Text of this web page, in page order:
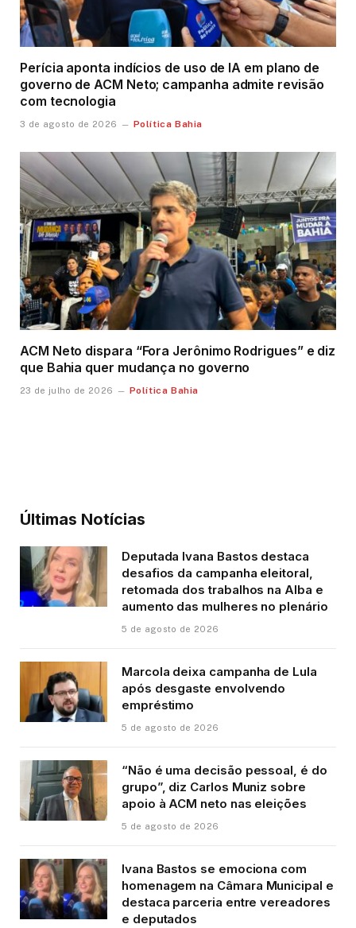
Perícia aponta indícios de uso de IA em plano de
governo de ACM Neto; campanha admite revisão
com tecnologia
3 de agosto de 2026 Política Bahia
ACM Neto dispara “Fora Jerônimo Rodrigues” e diz
que Bahia quer mudança no governo
23 de julho de 2026 Política Bahia
Últimas Notícias
Deputada Ivana Bastos destaca
desafios da campanha eleitoral,
retomada dos trabalhos na Alba e
aumento das mulheres no plenário
5 de agosto de 2026
Marcola deixa campanha de Lula
após desgaste envolvendo
empréstimo
5 de agosto de 2026
“Não é uma decisão pessoal, é do
grupo”, diz Carlos Muniz sobre
apoio à ACM neto nas eleições
5 de agosto de 2026
Ivana Bastos se emociona com
homenagem na Câmara Municipal e
destaca parceria entre vereadores
e deputados